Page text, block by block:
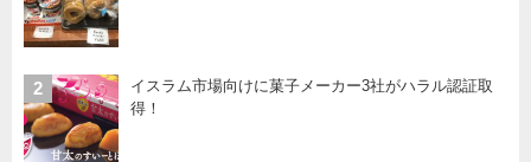
2
イスラム市場向けに菓子メーカー3社がハラル認証取
得！